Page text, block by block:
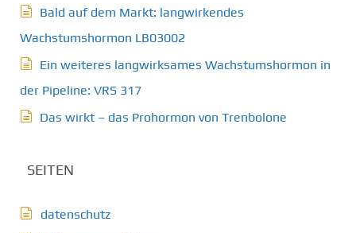
Bald auf dem Markt: langwirkendes
Wachstumshormon LB03002
Ein weiteres langwirksames Wachstumshormon in
der Pipeline: VRS 317
Das wirkt – das Prohormon von Trenbolone
SEITEN
datenschutz